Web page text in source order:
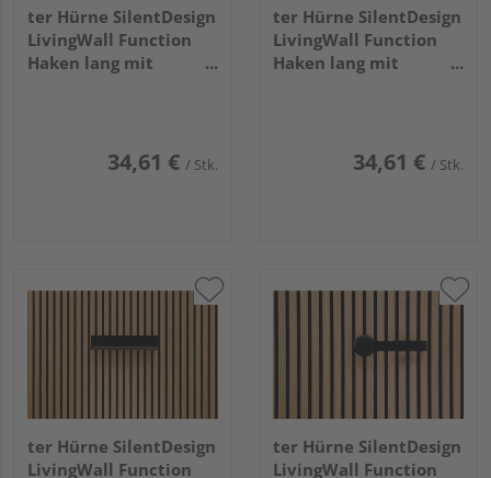
ter Hürne SilentDesign
LivingWall Function
Haken lang mit
34,61 € / Stk.
ter Hürne SilentDesign
LivingWall Function
Haken lang mit
34,61 € / Stk.
ter Hürne SilentDesign
LivingWall Function
ter Hürne SilentDesign
LivingWall Function